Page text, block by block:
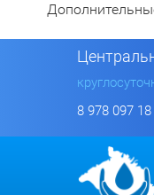
8 978 097 18